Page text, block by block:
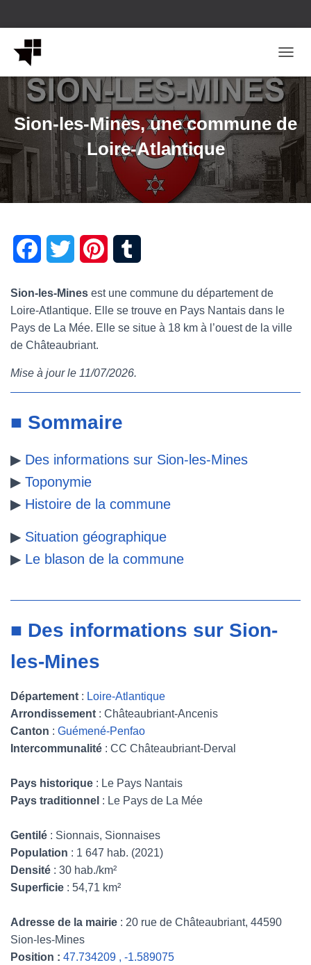
Sion-les-Mines, une commune de
Loire-Atlantique
c
e t t b
Sion-les-Mines est une commune du département de
Loire-Atlantique. Elle se trouve en Pays Nantais dans le
Pays de La Mée. Elle se situe à 18 km à l’ouest de la ville
de Châteaubriant.
Mise à jour le 11/07/2026.
■ Sommaire
▶ Des informations sur Sion-les-Mines
▶ Toponymie
▶ Histoire de la commune
▶ Situation géographique
▶ Le blason de la commune
■ Des informations sur Sion-
les-Mines
Département : Loire-Atlantique
Arrondissement : Châteaubriant-Ancenis
Canton : Guémené-Penfao
Intercommunalité : CC Châteaubriant-Derval
Pays historique : Le Pays Nantais
Pays traditionnel : Le Pays de La Mée
Gentilé : Sionnais, Sionnaises
Population : 1 647 hab. (2021)
Densité : 30 hab./km²
Superficie : 54,71 km²
Adresse de la mairie : 20 rue de Châteaubriant, 44590
Sion-les-Mines
Position : 47.734209 , -1.589075